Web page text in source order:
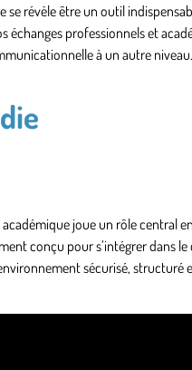
révèle être un outil
professionnels et
à un autre niveau.
joue un rôle central
conçu pour s’intégrer dans le
sécurisé, structuré